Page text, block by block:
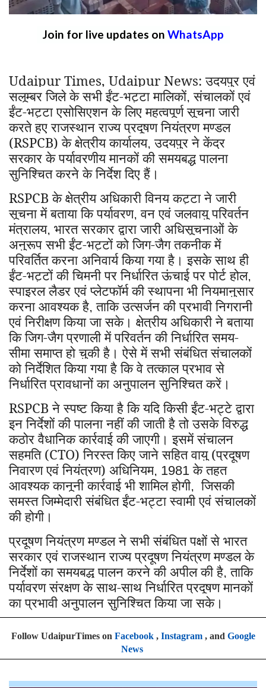
Join for live updates on WhatsApp
Udaipur Times, Udaipur News:उदयपुर एवं
सलूम्बर जिले के सभी ईंट-भट्टा मालिकों,संचालकों एवं
ईंट-भट्टा एसोसिएशन के लिए महत्वपूर्ण सूचना जारी
करते हुए राजस्थान राज्य प्रदूषण नियंत्रण मण्डल
(RSPCB) के क्षेत्रीय कार्यालय,उदयपुर ने केंद्र
सरकार के पर्यावरणीय मानकों की समयबद्ध पालना
सुनिश्चित करने के निर्देश दिए हैं।
RSPCB के क्षेत्रीय अधिकारी विनय कट्टा ने जारी
सूचना में बताया कि पर्यावरण,वन एवं जलवायु परिवर्तन
मंत्रालय, भारत सरकार द्वारा जारी अधिसूचनाओं के
अनुरूप सभी ईंट-भट्टों को जिग-जैग तकनीक में
परिवर्तित करना अनिवार्य किया गया है। इसके साथ ही
ईंट-भट्टों की चिमनी पर निर्धारित ऊंचाई पर पोर्ट होल,
स्पाइरल लैडर एवं प्लेटफॉर्म की स्थापना भी नियमानुसार
करना आवश्यक है,ताकि उत्सर्जन की प्रभावी निगरानी
एवं निरीक्षण किया जा सके। क्षेत्रीय अधिकारी ने बताया
कि जिग-जैग प्रणाली में परिवर्तन की निर्धारित समय-
सीमा समाप्त हो चुकी है। ऐसे में सभी संबंधित संचालकों
को निर्देशित किया गया है कि वे तत्काल प्रभाव से
निर्धारित प्रावधानों का अनुपालन सुनिश्चित करें।
RSPCB ने स्पष्ट किया है कि यदि किसी ईंट-भट्टे द्वारा
इन निर्देशों की पालना नहीं की जाती है तो उसके विरुद्ध
कठोर वैधानिक कार्रवाई की जाएगी। इसमें संचालन
सहमति (CTO) निरस्त किए जाने सहित वायु (प्रदूषण
निवारण एवं नियंत्रण) अधिनियम, 1981के तहत
आवश्यक कानूनी कार्रवाई भी शामिल होगी,जिसकी
समस्त जिम्मेदारी संबंधित ईंट-भट्टा स्वामी एवं संचालकों
की होगी।
प्रदूषण नियंत्रण मण्डल ने सभी संबंधित पक्षों से भारत
सरकार एवं राजस्थान राज्य प्रदूषण नियंत्रण मण्डल के
निर्देशों का समयबद्ध पालन करने की अपील की है,ताकि
पर्यावरण संरक्षण के साथ-साथ निर्धारित प्रदूषण मानकों
का प्रभावी अनुपालन सुनिश्चित किया जा सके।
Follow UdaipurTimes on Facebook, Instagram, and Google
News